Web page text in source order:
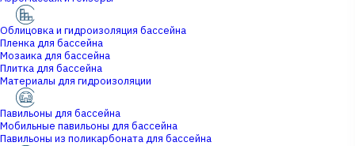
Облицовка и гидроизоляция бассейна
Пленка для бассейна
Мозаика для бассейна
Плитка для бассейна
Материалы для гидроизоляции
Павильоны для бассейна
Мобильные павильоны для бассейна
Павильоны из поликарбоната для бассейна